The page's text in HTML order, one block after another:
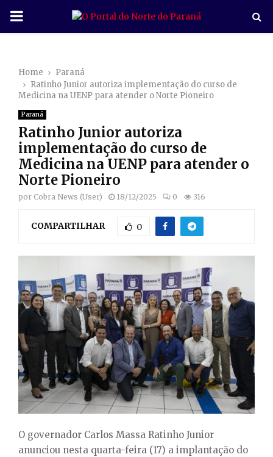
P
M
A
R
E
N
U
Home
Paraná
Ratinho Junior autoriza implementação do curso de
Medicina na UENP para atender o Norte Pioneiro
Paraná
Ratinho Junior autoriza
implementação do curso de
Medicina na UENP para atender o
Norte Pioneiro
por Cobra News (User) 18/12/2025 0 316
COMPARTILHAR 0
O governador Carlos Massa Ratinho Junior
anunciou nesta quarta-feira (17) a implantação do